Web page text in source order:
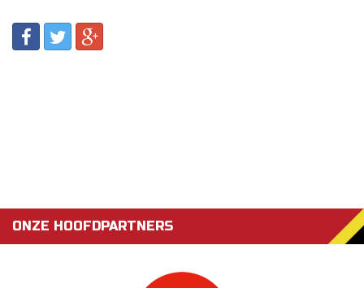
ONZE HOOFDPARTNERS